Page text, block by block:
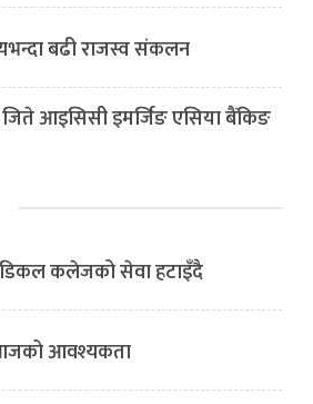
बढी राजस्व संकलन
आइसिसी इमर्जिङ एसिया बैंकिङ
कलेजको सेवा हटाइँदै
आजको आवश्यकता